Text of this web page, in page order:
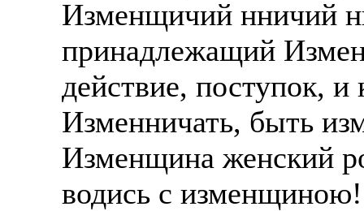
Изменщичий нничий
принадлежащий
действие, поступок, и
Изменничать, быть
Изменщина женский
водись с изменщиною!